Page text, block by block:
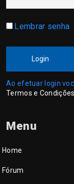
Lembrar senha
Login
Ao efetuar login
Termos e Condições
Menu
Home
Fórum